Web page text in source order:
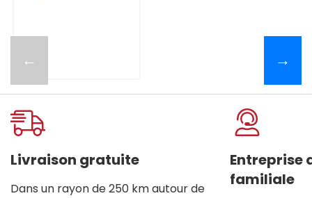
← →
Livraison gratuite
Dans un rayon de 250 km autour de
Entreprise
familiale